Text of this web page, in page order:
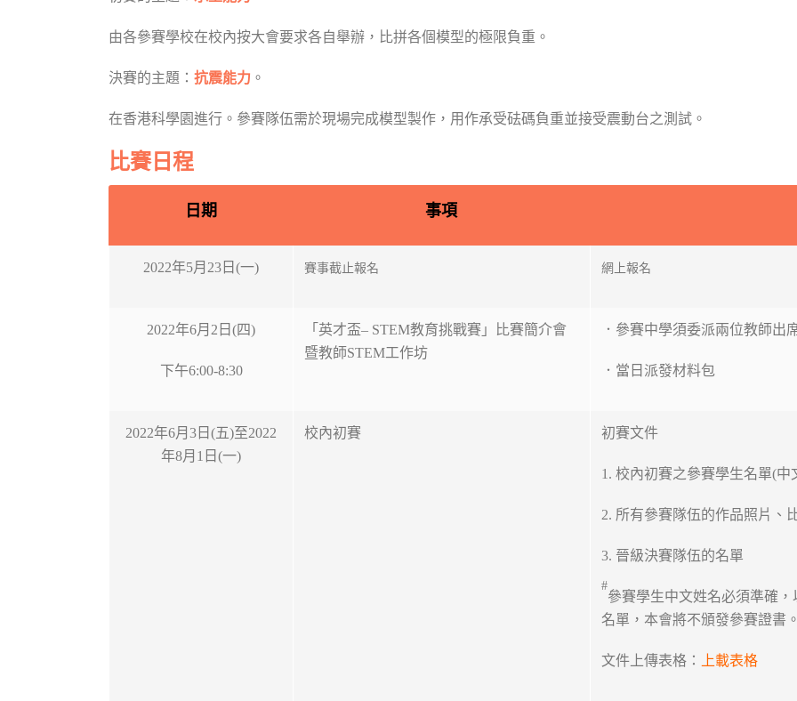
由各參賽學校在校內按大會要求各自舉辦，比拼各個模型的極限負重。
決賽的主題： 抗震能力 。
在香港科學園進行。參賽隊伍需於現場完成模型製作，用作承受砝碼負重並接受震動台之測試。
比賽日程
日期 事項
2022年5月23日(一) 賽事截止報名 網上報名
2022年6月2日(四)
下午6:00-8:30
「英才盃– STEM教育挑戰賽」比賽簡介會
暨教師STEM工作坊
．參賽中學須委派兩位教師出
．當日派發材料包
2022年6月3日(五)至2022
年8月1日(一)
校內初賽 初賽文件
1. 校內初賽之參賽學生名單(中
2. 所有參賽隊伍的作品照片、
3. 晉級決賽隊伍的名單
#
參賽學生中文姓名必須準確
名單，本會將不頒發參賽證書
文件上傳表格： 上載表格